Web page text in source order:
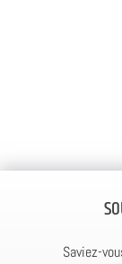
Saviez-